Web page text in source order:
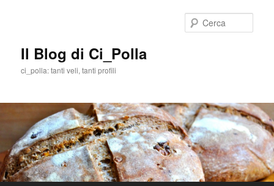
Il Blog di Ci_Polla
ci_polla: tanti veli, tanti profili